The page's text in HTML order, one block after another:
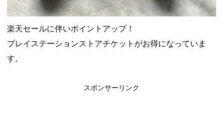
【2026年夏】dポイント交換キャンペーンが見逃せない！最大
15%増量のチャンス。8/1~31あたりまで 2026年7月31日
au PAY 残高チャージで最大10000円もらえる！じぶん銀行から
チャージで抽選。8/31まで
2026年7月29日
楽天セールに伴いポイントアップ！
プレイステーションストアチケットがお得になっていま
す。
スポンサーリンク